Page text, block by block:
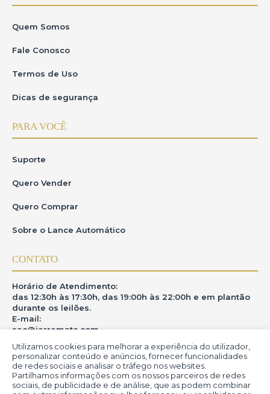
Utilizamos cookies para melhorar a experiência do utilizador,
personalizar conteúdo e anúncios, fornecer funcionalidades
de redes sociais e analisar o tráfego nos websites.
Partilhamos informações com os nossos parceiros de redes
sociais, de publicidade e de análise, que as podem combinar
Quem Somos
Fale Conosco
Termos de Uso
Dicas de segurança
PARA VOCÊ
Suporte
Quero Vender
Quero Comprar
Sobre o Lance Automático
CONTATO
Horário de Atendimento:
das 12:30h às 17:30h, das 19:00h às 22:00h e em plantão
durante os leilões.
E-mail:
sac@iarremate.com
ONDE ESTAMOS
R. Heitor Modesto, 28 - Estação São Lourenço - MG
CEP: 37470-000